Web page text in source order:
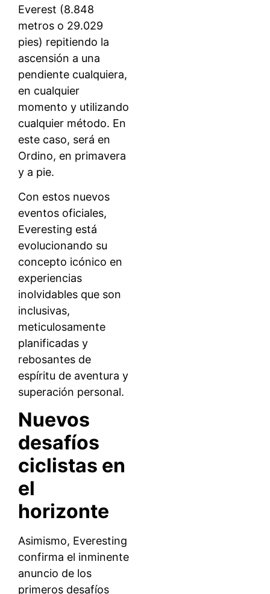
Everest (8.848
metros o 29.029
pies) repitiendo la
ascensión a una
pendiente cualquiera,
en cualquier
momento y utilizando
cualquier método. En
este caso, será en
Ordino, en primavera
y a pie.
Con estos nuevos
eventos oficiales,
Everesting está
evolucionando su
concepto icónico en
experiencias
inolvidables que son
inclusivas,
meticulosamente
planificadas y
rebosantes de
espíritu de aventura y
superación personal.
Nuevos
desafíos
ciclistas en
el
horizonte
Asimismo, Everesting
confirma el inminente
anuncio de los
primeros desafíos